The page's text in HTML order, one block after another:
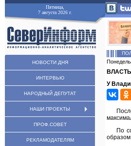
Пятница,
7 августа 2026 г.
НОВОСТИ ДНЯ
ИНТЕРВЬЮ
НАРОДНЫЙ ДЕПУТАТ
НАШИ ПРОЕКТЫ
ПРОФ.СОВЕТ
РЕКЛАМОДАТЕЛЯМ
ВЛАСТЬ
У
По